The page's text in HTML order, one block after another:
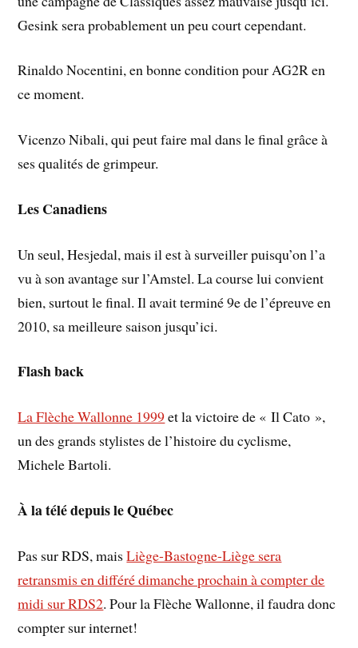
Gesink sera probablement un peu court cependant.
Rinaldo Nocentini, en bonne condition pour AG2R en
ce moment.
Vicenzo Nibali, qui peut faire mal dans le final grâce à
ses qualités de grimpeur.
Les Canadiens
Un seul, Hesjedal, mais il est à surveiller puisqu’on l’a
vu à son avantage sur l’Amstel. La course lui convient
bien, surtout le final. Il avait terminé 9e de l’épreuve en
2010, sa meilleure saison jusqu’ici.
Flash back
La Flèche Wallonne 1999et la victoire de « Il Cato »,
un des grands stylistes de l’histoire du cyclisme,
Michele Bartoli.
À la télé depuis le Québec
Pas sur RDS, maisLiège-Bastogne-Liège sera
retransmis en différé dimanche prochain à compter de
midi sur RDS2. Pour la Flèche Wallonne, il faudra donc
compter sur internet!